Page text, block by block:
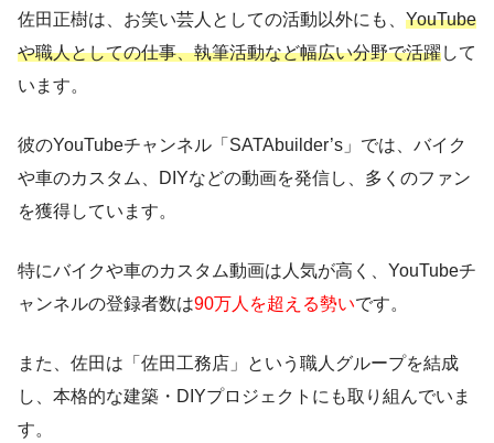
佐田正樹は、お笑い芸人としての活動以外にも、 YouTube
や職人としての仕事、執筆活動など幅広い分野で活躍して
います。
彼のYouTubeチャンネル「SATAbuilder’s」では、バイク
や車のカスタム、DIYなどの動画を発信し、多くのファン
を獲得しています。
特にバイクや車のカスタム動画は人気が高く、YouTubeチ
ャンネルの登録者数は90万人を超える勢いです。
また、佐田は「佐田工務店」という職人グループを結成
し、本格的な建築・DIYプロジェクトにも取り組んでいま
す。